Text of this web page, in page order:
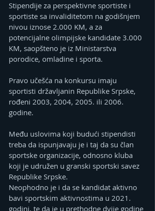
Stipendije za perspektivne sportiste i
sportiste sa invaliditetom na godišnjem
nivou iznose 2.000 KM, a za
potencijalne olimpijske kandidate 3.000
KM, saopšteno je iz Ministarstva
porodice, omladine i sporta.
Pravo učešća na konkursu imaju
sportisti državljanin Republike Srpske,
rođeni 2003, 2004, 2005. ili 2006.
godine.
Među uslovima koji budući stipendisti
treba da ispunjavaju je i taj da su član
sportske organizacije, odnosno kluba
koji je udružen u granski sportski savez
Republike Srpske.
Neophodno je i da se kandidat aktivno
bavi sportskim aktivnostima u 2021.
godini, te da je u prethodne dvije godine